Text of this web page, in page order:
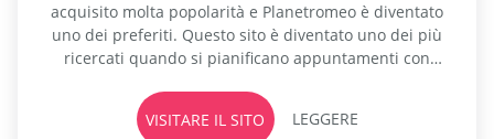
acquisito molta popolarità e Planetromeo è diventato
uno dei preferiti. Questo sito è diventato uno dei più
ricercati quando si pianificano appuntamenti con
incontri d'amore possono essere raggiunti anche
attraverso questo sito di incontri. Questi siti di
VISITARE IL SITO LEGGERE